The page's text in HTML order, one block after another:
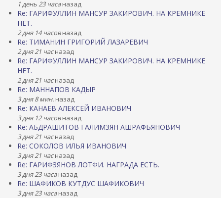
1 день 23 часаназад
Re: ГАРИФУЛЛИН МАНСУР ЗАКИРОВИЧ. НА КРЕМНИКЕ
НЕТ.
2 дня 14 часовназад
Re: ТИМАНИН ГРИГОРИЙ ЛАЗАРЕВИЧ
2 дня 21 часназад
Re: ГАРИФУЛЛИН МАНСУР ЗАКИРОВИЧ. НА КРЕМНИКЕ
НЕТ.
2 дня 21 часназад
Re: МАННАПОВ КАДЫР
3 дня 8 мин. назад
Re: КАНАЕВ АЛЕКСЕЙ ИВАНОВИЧ
3 дня 12 часовназад
Re: АБДРАШИТОВ ГАЛИМЗЯН АШРАФЬЯНОВИЧ
3 дня 21 часназад
Re: СОКОЛОВ ИЛЬЯ ИВАНОВИЧ
3 дня 21 часназад
Re: ГАРИФЗЯНОВ ЛОТФИ. НАГРАДА ЕСТЬ.
3 дня 23 часаназад
Re: ШАФИКОВ КУТДУС ШАФИКОВИЧ
3 дня 23 часаназад